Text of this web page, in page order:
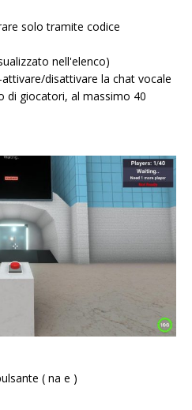
solo tramite codice
nell'elenco)
-attivare/disattivare la chat vocale
di giocatori, al massimo 40
( na e )